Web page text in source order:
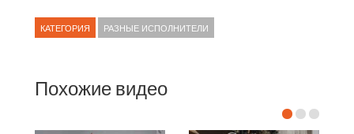
КАТЕГОРИЯ РАЗНЫЕ ИСПОЛНИТЕЛИ
Похожие видео